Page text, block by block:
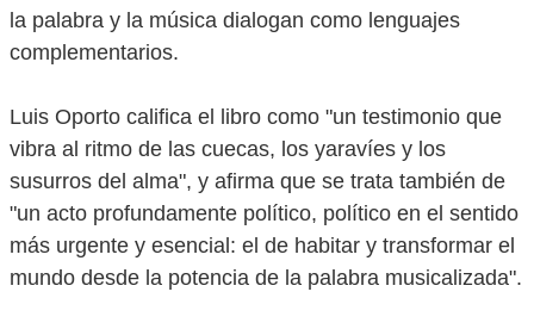
la palabra y la música dialogan como lenguajes
complementarios.
Luis Oporto califica el libro como "un testimonio que
vibra al ritmo de las cuecas, los yaravíes y los
susurros del alma", y afirma que se trata también de
"un acto profundamente político, político en el sentido
más urgente y esencial: el de habitar y transformar el
mundo desde la potencia de la palabra musicalizada".